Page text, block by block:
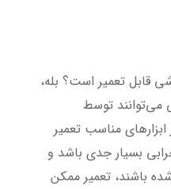
قابل تعمیر است؟ بله،
می‌توانند توسط
ابزارهای مناسب تعمیر
بسیار جدی باشد و
باشند، تعمیر ممکن